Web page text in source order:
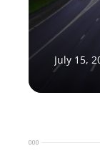
July 15,